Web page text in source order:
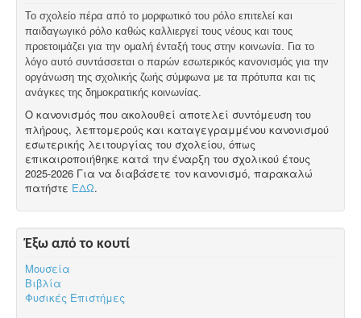
Το σχολείο πέρα από το μορφωτικό του ρόλο επιτελεί και
παιδαγωγικό ρόλο καθώς καλλιεργεί τους νέους και τους
προετοιμάζει για την ομαλή ένταξή τους στην κοινωνία. Για το
λόγο αυτό συντάσσεται ο παρών εσωτερικός κανονισμός για την
οργάνωση της σχολικής ζωής σύμφωνα με τα πρότυπα και τις
ανάγκες της δημοκρατικής κοινωνίας.
Ο κανονισμός που ακολουθεί αποτελεί συντόμευση του
πλήρους, λεπτομερούς και καταγεγραμμένου κανονισμού
εσωτερικής λειτουργίας του σχολείου, όπως
επικαιροποιήθηκε κατά την έναρξη του σχολικού έτους
2025-2026 Για να διαβάσετε τον κανονισμό, παρακαλώ
πατήστε ΕΔΩ.
Έξω από το κουτί
Μουσεία
Βιβλία
Φυσικές Επιστήμες